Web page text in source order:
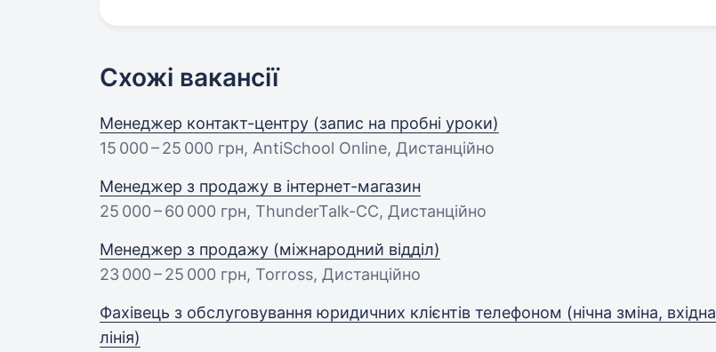
Схожі вакансії
Менеджер контакт-центру (запис на пробні уроки)
15 000 – 25 000 грн, AntiSchool Online, Дистанційно
Менеджер з продажу в інтернет-магазин
25 000 – 60 000 грн, ThunderTalk-CC, Дистанційно
Менеджер з продажу (міжнародний відділ)
23 000 – 25 000 грн, Torross, Дистанційно
Фахівець з обслуговування юридичних клієнтів телефоном (нічна зміна, вхідна
лінія)